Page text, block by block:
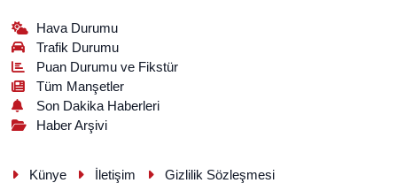
Hava Durumu
Trafik Durumu
Puan Durumu ve Fikstür
Tüm Manşetler
Son Dakika Haberleri
Haber Arşivi
Künye İletişim Gizlilik Sözleşmesi